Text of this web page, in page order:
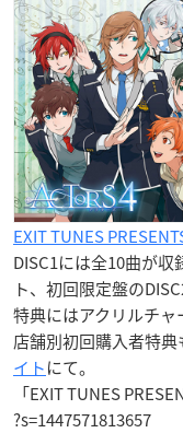
EXIT TUNES
DISC1には全10曲が
ト、初回限定盤の
特典にはアクリルチャ
店舗別初回購入者特
イトにて。
「EXIT TUNES
?s=1447571813657